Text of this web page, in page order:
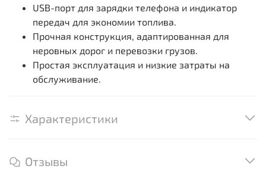
USB-порт для зарядки телефона и индикатор
передач для экономии топлива.
Прочная конструкция, адаптированная для
неровных дорог и перевозки грузов.
Простая эксплуатация и низкие затраты на
обслуживание.
Характеристики
Отзывы